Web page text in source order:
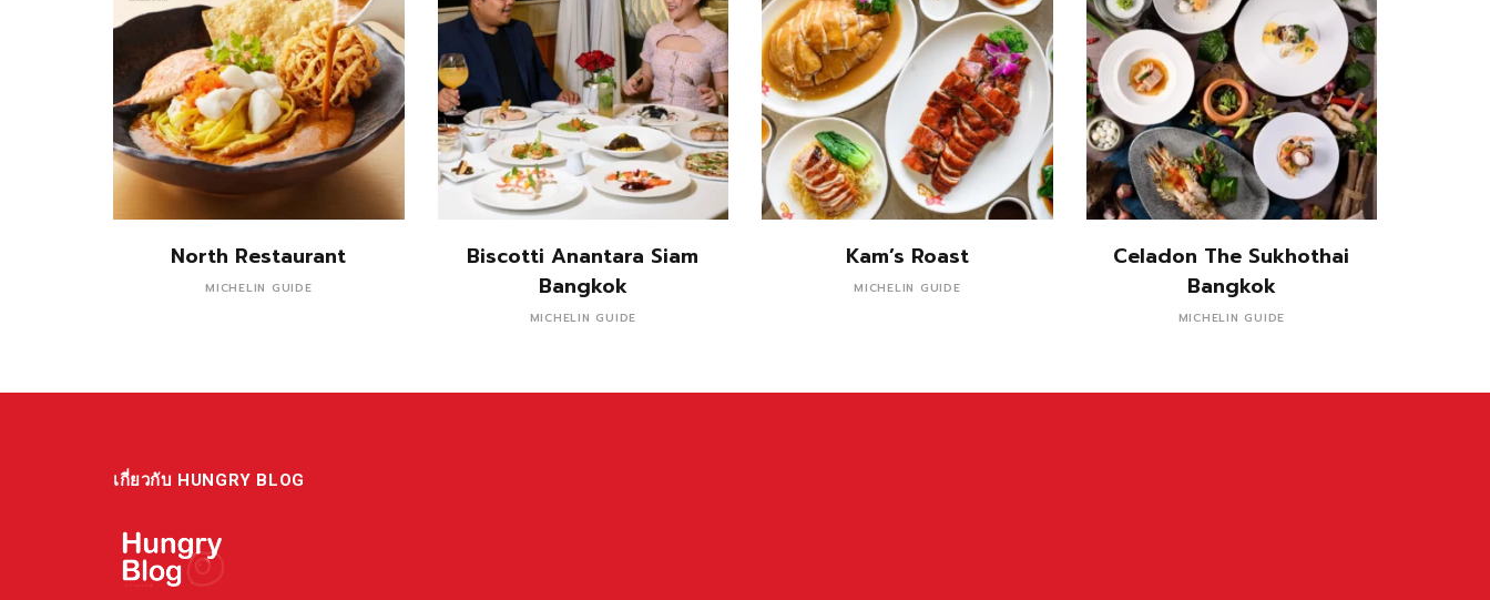
North Restaurant
MICHELIN GUIDE
Biscotti Anantara Siam
Bangkok
MICHELIN GUIDE
Kam’s Roast
MICHELIN GUIDE
Celadon The Sukhothai
Bangkok
MICHELIN GUIDE
เกี่ยวกับ HUNGRY BLOG